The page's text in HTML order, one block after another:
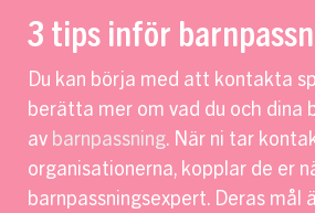
3 tips inför
Du kan börja med att kontakta
berätta mer om vad du och dina
av barnpassning. När ni tar
organisationerna, kopplar de er
barnpassningsexpert. Deras mål